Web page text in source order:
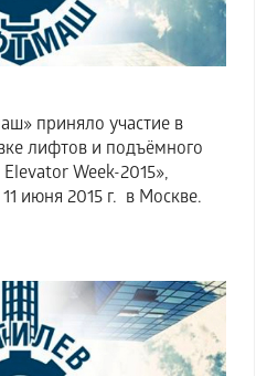
приняло участие в
лифтов и подъёмного
Week-2015»,
июня 2015 г. в Москве.